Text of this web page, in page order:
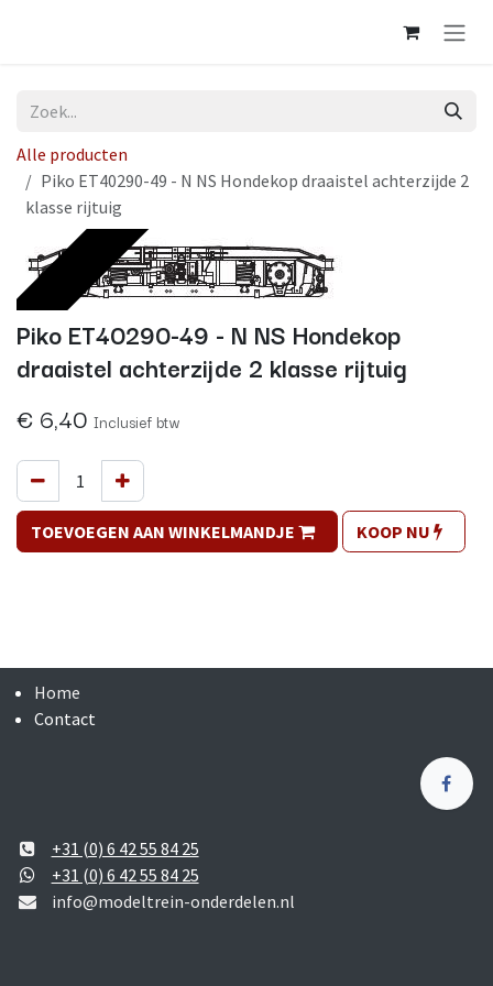
Alle producten
Piko ET40290-49 - N NS Hondekop draaistel achterzijde 2
klasse rijtuig
Op voorraad
Piko ET40290-49 - N NS Hondekop
draaistel achterzijde 2 klasse rijtuig
€ 6,40 Inclusief btw
TOEVOEGEN AAN WINKELMANDJE KOOP NU
Home
Contact
+31 (0) 6 42 55 84 25
+31 (0) 6 42 55 84 25
info@modeltrein-onderdelen.nl